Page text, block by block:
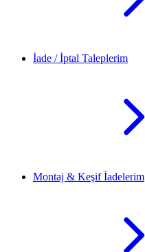
İade / İptal Taleplerim
Montaj & Keşif İadelerim